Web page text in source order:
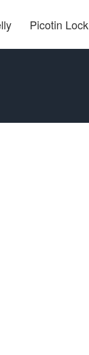
Picotin Lock